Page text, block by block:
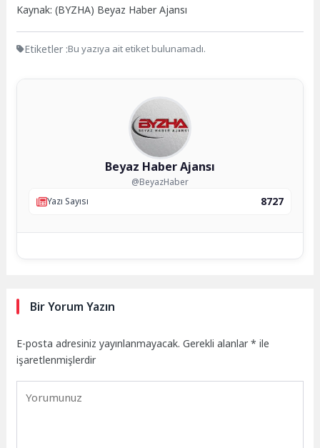
Kaynak: (BYZHA) Beyaz Haber Ajansı
Etiketler :Bu yazıya ait etiket bulunamadı.
Beyaz Haber Ajansı
@BeyazHaber
Yazı Sayısı
8727
Bir Yorum Yazın
E-posta adresiniz yayınlanmayacak. Gerekli alanlar* ile
işaretlenmişlerdir